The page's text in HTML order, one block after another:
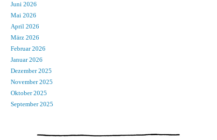
Juni 2026
Mai 2026
April 2026
März 2026
Februar 2026
Januar 2026
Dezember 2025
November 2025
Oktober 2025
September 2025